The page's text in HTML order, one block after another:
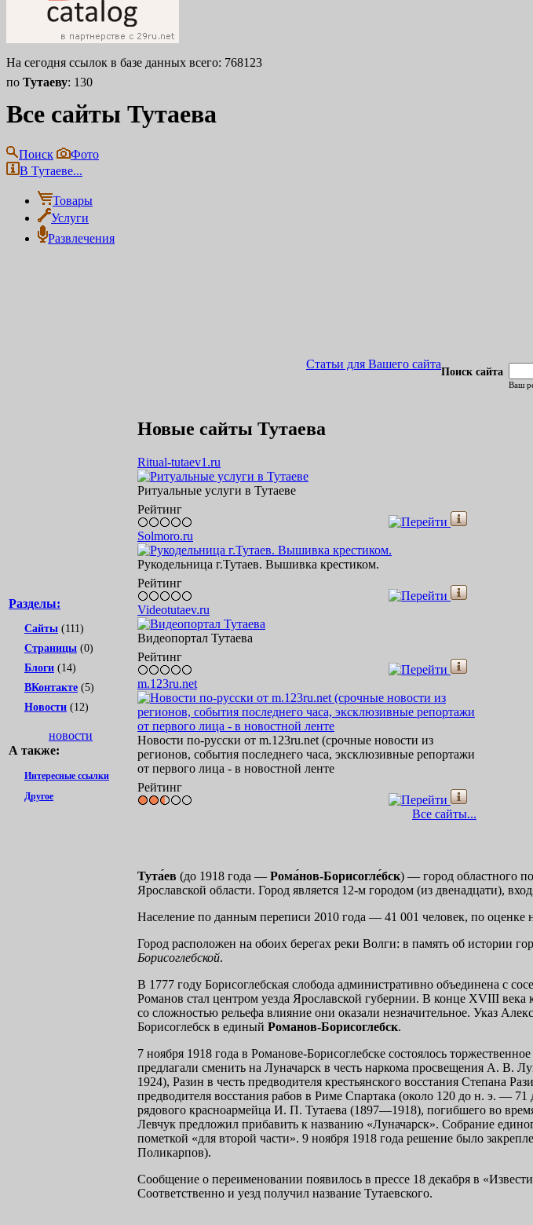
На сегодня ссылок в базе данных всего: 768123
по Тутаеву: 130
Все сайты Тутаева
Поиск
Фото
В Тутаеве...
Товары
Услуги
Развлечения
Разделы:
Сайты (111)
Страницы (0)
Блоги (14)
ВКонтакте (5)
Новости (12)
новости
А также:
Интересные ссылки
Другое
Статьи для Вашего сайта
Поиск сайта
Ваш
Новые сайты Тутаева
Ritual-tutaev1.ru
Ритуальные услуги в Тутаеве
Рейтинг
Solmoro.ru
Рукодельница г.Тутаев. Вышивка крестиком.
Рейтинг
Videotutaev.ru
Видеопортал Тутаева
Рейтинг
m.123ru.net
Новости по-русски от m.123ru.net (срочные новости из
регионов, события последнего часа, эксклюзивные репортажи
от первого лица - в новостной ленте
Рейтинг
Все сайты...
Тута́ев (до 1918 года — Рома́нов-Борисогле́бск) — город областного
Ярославской области. Город является 12-м городом (из двенадцати),
Население по данным переписи 2010 года — 41 001 человек, по оценке
Город расположен на обоих берегах реки Волги: в память об истории
Борисоглебской.
В 1777 году Борисоглебская слобода административно объединена с
Романов стал центром уезда Ярославской губернии. В конце XVIII
со сложностью рельефа влияние они оказали незначительное. Указ
Борисоглебск в единый Романов-Борисоглебск.
7 ноября 1918 года в Романове-Борисоглебске состоялось
предлагали сменить на Луначарск в честь наркома просвещения А. В.
1924), Разин в честь предводителя крестьянского восстания Степана
предводителя восстания рабов в Риме Спартака (около 120 до н. э. —
рядового красноармейца И. П. Тутаева (1897—1918), погибшего во
Левчук предложил прибавить к названию «Луначарск». Собрание
пометкой «для второй части». 9 ноября 1918 года решение было
Поликарпов).
Сообщение о переименовании появилось в прессе 18 декабря в
Соответственно и уезд получил название Тутаевского.